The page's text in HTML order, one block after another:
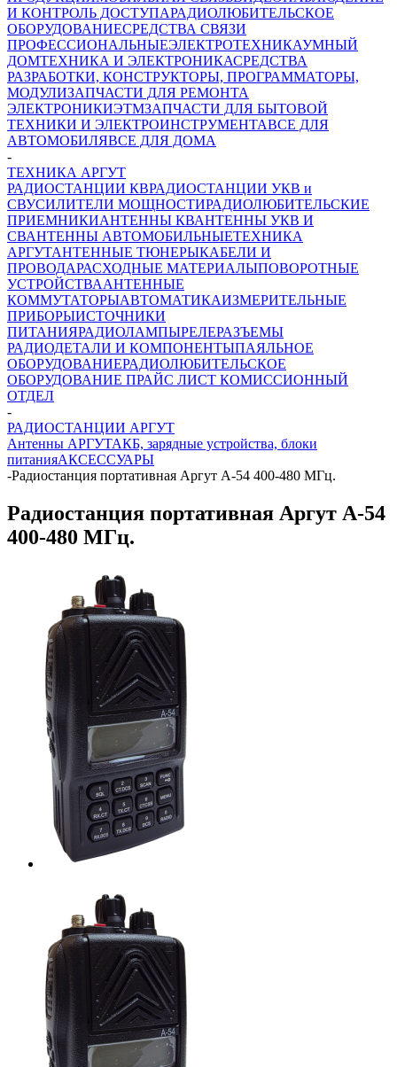
И КОНТРОЛЬ ДОСТУПАРАДИОЛЮБИТЕЛЬСКОЕ
ОБОРУДОВАНИЕСРЕДСТВА СВЯЗИ
ПРОФЕССИОНАЛЬНЫЕЭЛЕКТРОТЕХНИКАУМНЫЙ
ДОМТЕХНИКА И ЭЛЕКТРОНИКАСРЕДСТВА
РАЗРАБОТКИ, КОНСТРУКТОРЫ, ПРОГРАММАТОРЫ,
МОДУЛИЗАПЧАСТИ ДЛЯ РЕМОНТА
ЭЛЕКТРОНИКИЭТМЗАПЧАСТИ ДЛЯ БЫТОВОЙ
ТЕХНИКИ И ЭЛЕКТРОИНСТРУМЕНТАВСЕ ДЛЯ
АВТОМОБИЛЯВСЕ ДЛЯ ДОМА
-
ТЕХНИКА АРГУТ
РАДИОСТАНЦИИ КВРАДИОСТАНЦИИ УКВ и
СВУСИЛИТЕЛИ МОЩНОСТИРАДИОЛЮБИТЕЛЬСКИЕ
ПРИЕМНИКИАНТЕННЫ КВАНТЕННЫ УКВ И
СВАНТЕННЫ АВТОМОБИЛЬНЫЕТЕХНИКА
АРГУТАНТЕННЫЕ ТЮНЕРЫКАБЕЛИ И
ПРОВОДАРАСХОДНЫЕ МАТЕРИАЛЫПОВОРОТНЫЕ
УСТРОЙСТВААНТЕННЫЕ
КОММУТАТОРЫАВТОМАТИКАИЗМЕРИТЕЛЬНЫЕ
ПРИБОРЫИСТОЧНИКИ
ПИТАНИЯРАДИОЛАМПЫРЕЛЕРАЗЪЕМЫ
РАДИОДЕТАЛИ И КОМПОНЕНТЫПАЯЛЬНОЕ
ОБОРУДОВАНИЕРАДИОЛЮБИТЕЛЬСКОЕ
ОБОРУДОВАНИЕ ПРАЙС ЛИСТ КОМИССИОННЫЙ
ОТДЕЛ
-
РАДИОСТАНЦИИ АРГУТ
Антенны АРГУТАКБ, зарядные устройства, блоки
питанияАКСЕССУАРЫ
-Радиостанция портативная Аргут A-54 400-480 МГц.
Радиостанция портативная Аргут A-54
400-480 МГц.